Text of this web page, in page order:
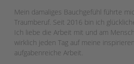
Mein damaliges Bauchgefühl führte
Traumberuf. Seit 2016 bin ich
Ich liebe die Arbeit mit und am
wirklich jeden Tag auf meine
aufgabenreiche Arbeit.